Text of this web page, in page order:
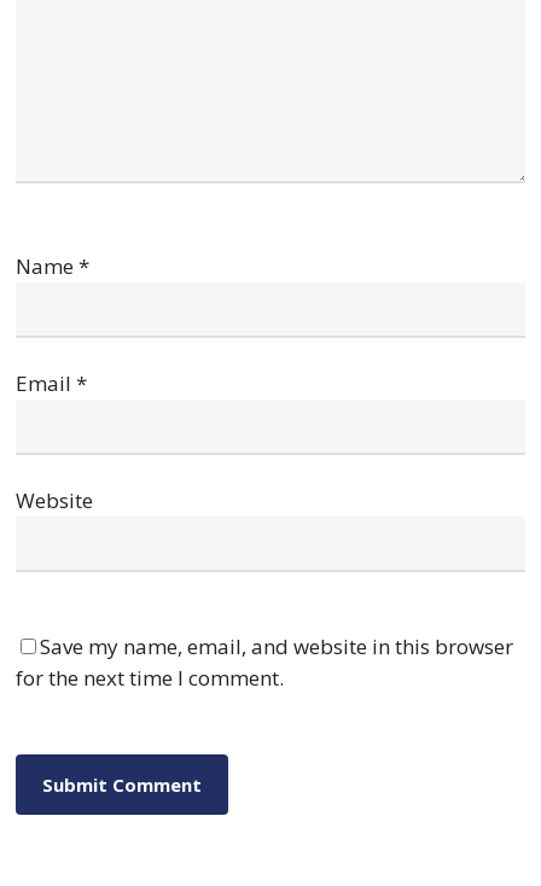
Name*
Email*
Website
Save my name, email, and website in this browser
for the next time I comment.